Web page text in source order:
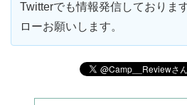
Twitterでも情報発信しておりま
ローお願いします。